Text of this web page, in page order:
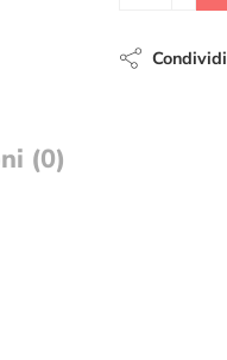
Condividi
(0)